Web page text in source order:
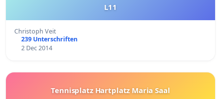
L11
Christoph Veit
239 Unterschriften
2 Dec 2014
Tennisplatz Hartplatz Maria Saal